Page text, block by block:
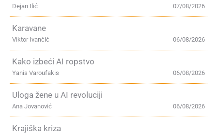
07/08/2026
Dejan Ilić
Karavane
06/08/2026
Viktor Ivančić
Kako izbeći AI ropstvo
06/08/2026
Yanis Varoufakis
Uloga žene u AI revoluciji
06/08/2026
Ana Jovanović
Krajiška kriza